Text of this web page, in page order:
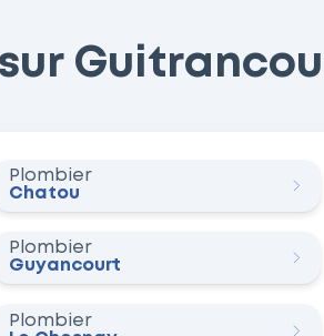
Plombier
Chatou
Plombier
Guyancourt
Plombier